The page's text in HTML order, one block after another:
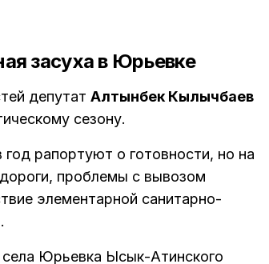
засуха в Юрьевке
депутат Алтынбек Кылычбаев
сезону.
рапортуют о готовности, но на
проблемы с вывозом
элементарной санитарно-
Юрьевка Ысык-Атинского